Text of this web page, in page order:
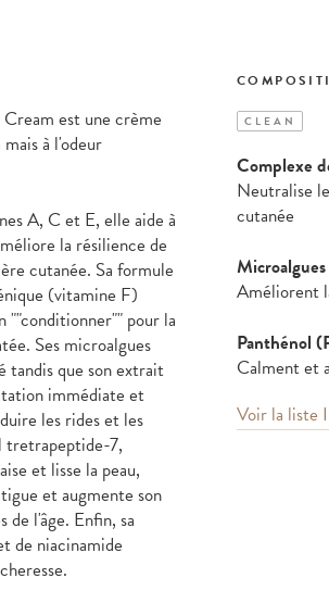
est une crème
à l'odeur
A, C et E, elle aide à
la résilience de
cutanée. Sa formule
(vitamine F)
pour la
Ses microalgues
tandis que son extrait
immédiate et
les rides et les
tretrapeptide-7,
et lisse la peau,
et augmente son
l'âge. Enfin, sa
de niacinamide
CLEAN
Complexe
Neutralise
cutanée
Améliorent
Panthénol
Calment et
Voir la liste